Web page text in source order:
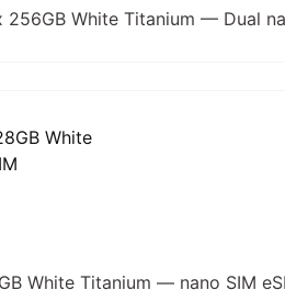
256GB White Titanium — Dual
White Titanium — nano SIM